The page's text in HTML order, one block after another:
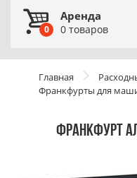
0
Аренда
0 товаров
Главная
Франкфурты для
ФРАНКФУРТ